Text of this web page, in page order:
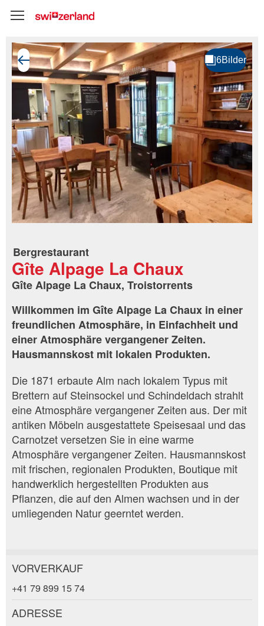
Bergrestaurant
Gîte Alpage La Chaux
Gîte Alpage La Chaux, Troistorrents
Willkommen im Gîte Alpage La Chaux in einer
freundlichen Atmosphäre, in Einfachheit und
einer Atmosphäre vergangener Zeiten.
Hausmannskost mit lokalen Produkten.
Die 1871 erbaute Alm nach lokalem Typus mit
Brettern auf Steinsockel und Schindeldach strahlt
eine Atmosphäre vergangener Zeiten aus. Der mit
antiken Möbeln ausgestattete Speisesaal und das
Carnotzet versetzen Sie in eine warme
Atmosphäre vergangener Zeiten. Hausmannskost
mit frischen, regionalen Produkten, Boutique mit
handwerklich hergestellten Produkten aus
Pflanzen, die auf den Almen wachsen und in der
umliegenden Natur geerntet werden.
Anzeige beanstanden
Ihr Feedback wird sehr geschätzt!
Anzeige weiterempfehlen
Empfehlen Sie diese Anzeige an Freunde weiter.
VORVERKAUF
+41 79 899 15 74
ADRESSE